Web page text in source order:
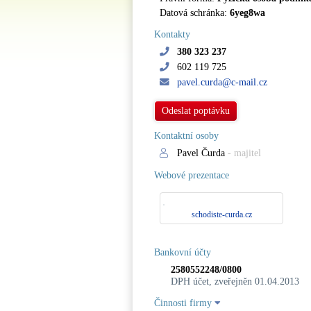
Datová schránka: 6yeg8wa
Kontakty
380 323 237
602 119 725
pavel.curda@c-mail.cz
Odeslat poptávku
Kontaktní osoby
Pavel Čurda - majitel
Webové prezentace
schodiste-curda.cz
Bankovní účty
2580552248/0800
DPH účet, zveřejněn 01.04.2013
Činnosti firmy